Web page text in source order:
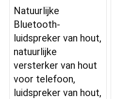
Natuurlijke
Bluetooth-
luidspreker van hout,
natuurlijke
versterker van hout
voor telefoon,
luidspreker van hout,